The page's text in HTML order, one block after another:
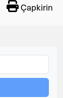
Çapkirin